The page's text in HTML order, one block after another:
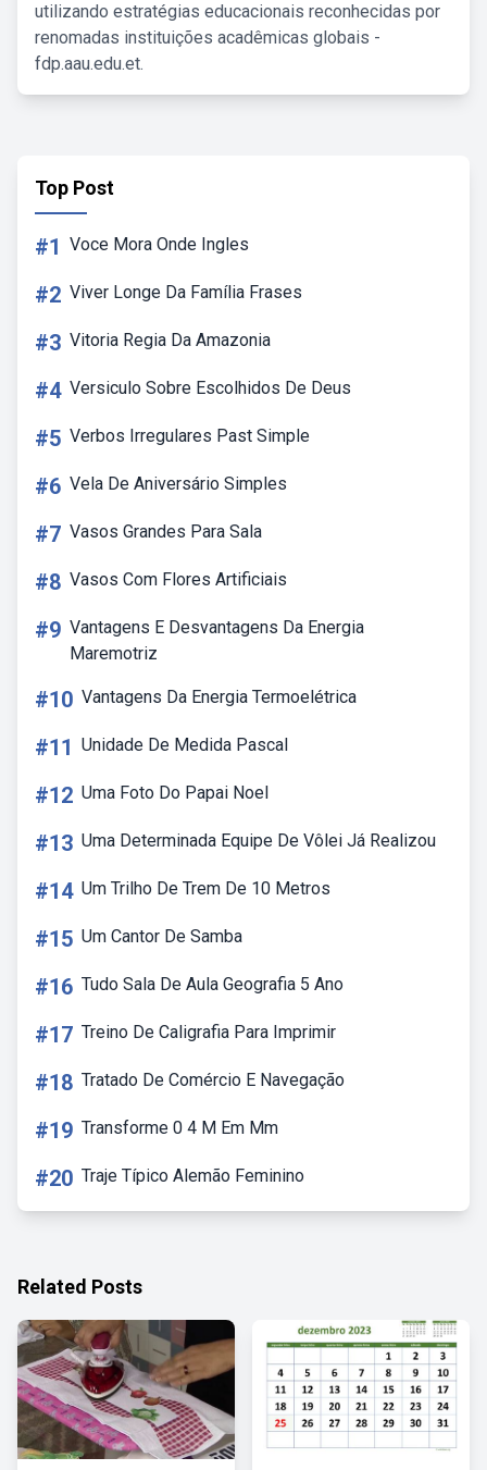
utilizando estratégias educacionais reconhecidas por
renomadas instituições acadêmicas globais -
fdp.aau.edu.et.
Top Post
#1 Voce Mora Onde Ingles
#2 Viver Longe Da Família Frases
#3 Vitoria Regia Da Amazonia
#4 Versiculo Sobre Escolhidos De Deus
#5 Verbos Irregulares Past Simple
#6 Vela De Aniversário Simples
#7 Vasos Grandes Para Sala
#8 Vasos Com Flores Artificiais
#9 Vantagens E Desvantagens Da Energia
Maremotriz
#10 Vantagens Da Energia Termoelétrica
#11 Unidade De Medida Pascal
#12 Uma Foto Do Papai Noel
#13 Uma Determinada Equipe De Vôlei Já Realizou
#14 Um Trilho De Trem De 10 Metros
#15 Um Cantor De Samba
#16 Tudo Sala De Aula Geografia 5 Ano
#17 Treino De Caligrafia Para Imprimir
#18 Tratado De Comércio E Navegação
#19 Transforme 0 4 M Em Mm
#20 Traje Típico Alemão Feminino
Related Posts